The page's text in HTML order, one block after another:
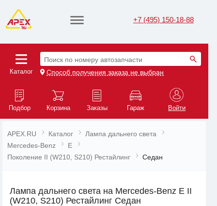
+7 (495) 150-18-88
Каталог
Поиск по номеру автозапчасти
Способ получения заказа не выбран
Подбор Корзина Заказы Гараж Войти
APEX.RU Каталог
Лампа дальнего света
Mercedes-Benz
E
Поколение II (W210, S210) Рестайлинг
Седан
Лампа дальнего света на Mercedes-Benz E II
(W210, S210) Рестайлинг Седан